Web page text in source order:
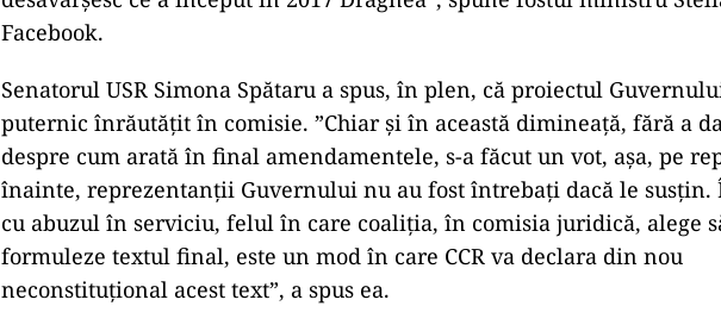
Facebook.
Senatorul USR Simona Spătaru a spus, în plen, că proiectul
puternic înrăutăţit în comisie. ”Chiar şi în această dimineaţă, fără a
despre cum arată în final amendamentele, s-a făcut un vot, aşa, pe
înainte, reprezentanţii Guvernului nu au fost întrebaţi dacă le susţin.
cu abuzul în serviciu, felul în care coaliţia, în comisia juridică, alege
formuleze textul final, este un mod în care CCR va declara din nou
neconstituţional acest text”, a spus ea.